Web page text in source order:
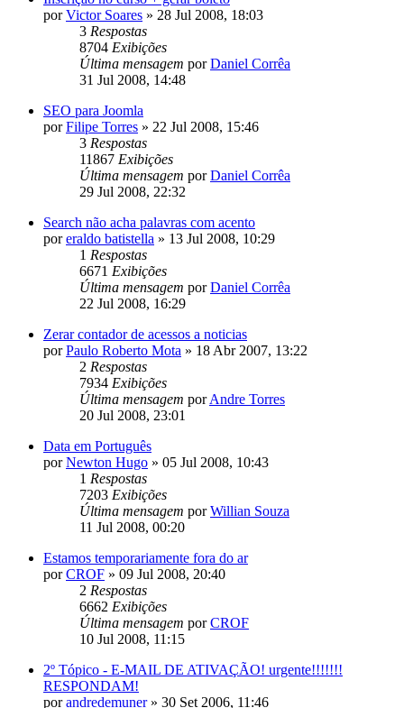
porVictor Soares » 28 Jul 2008, 18:03
3 Respostas
8704 Exibições
Última mensagem porDaniel Corrêa
31 Jul 2008, 14:48
SEO para Joomla
porFilipe Torres » 22 Jul 2008, 15:46
3 Respostas
11867 Exibições
Última mensagem porDaniel Corrêa
29 Jul 2008, 22:32
Search não acha palavras com acento
poreraldo batistella » 13 Jul 2008, 10:29
1 Respostas
6671 Exibições
Última mensagem porDaniel Corrêa
22 Jul 2008, 16:29
Zerar contador de acessos a noticias
porPaulo Roberto Mota » 18 Abr 2007, 13:22
2 Respostas
7934 Exibições
Última mensagem porAndre Torres
20 Jul 2008, 23:01
Data em Português
porNewton Hugo » 05 Jul 2008, 10:43
1 Respostas
7203 Exibições
Última mensagem porWillian Souza
11 Jul 2008, 00:20
Estamos temporariamente fora do ar
porCROF » 09 Jul 2008, 20:40
2 Respostas
6662 Exibições
Última mensagem porCROF
10 Jul 2008, 11:15
2º Tópico - E-MAIL DE ATIVAÇÃO! urgente!!!!!!!
RESPONDAM!
porandredemuner» 30 Set 2006, 11:46